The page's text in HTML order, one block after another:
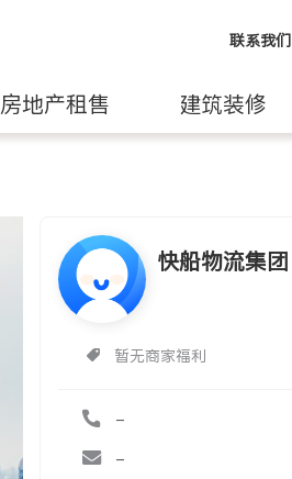
联系我们
房地产租售 建筑装修
快船物流集团
暂无商家福利
-
-